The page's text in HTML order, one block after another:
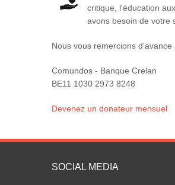
critique, l'éducation
avons besoin de votre
Nous vous remercions d’avance
Comundos - Banque Crelan
BE11 1030 2973 8248
Devenez un donateur mensuel
SOCIAL MEDIA